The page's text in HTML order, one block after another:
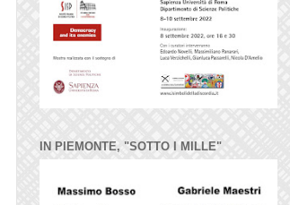
IN PIEMONTE, "SOTTO I MILLE"